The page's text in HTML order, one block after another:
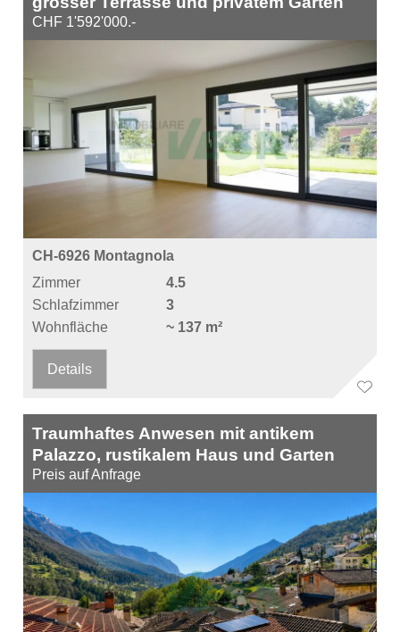
CHF 1'592'000.-
CH-6926 Montagnola
Zimmer
4.5
Schlafzimmer
3
Wohnfläche
~ 137 m²
Details
Traumhaftes Anwesen mit antikem
Palazzo, rustikalem Haus und Garten
Preis auf Anfrage